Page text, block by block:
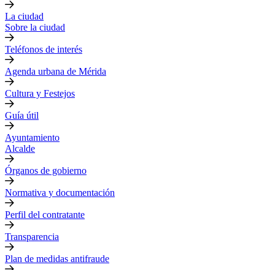
La ciudad
Sobre la ciudad
Teléfonos de interés
Agenda urbana de Mérida
Cultura y Festejos
Guía útil
Ayuntamiento
Alcalde
Órganos de gobierno
Normativa y documentación
Perfil del contratante
Transparencia
Plan de medidas antifraude